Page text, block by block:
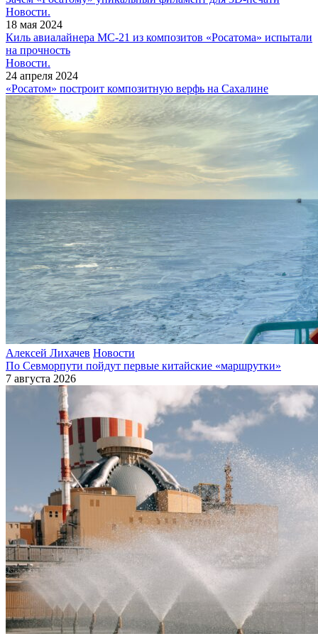
Новости.
18 мая 2024
Киль авиалайнера МС‑21 из композитов «Росатома» испытали
на прочность
Новости.
24 апреля 2024
«Росатом» построит композитную верфь на Сахалине
Алексей Лихачев Новости
По Севморпути пойдут первые китайские «маршрутки»
7 августа 2026